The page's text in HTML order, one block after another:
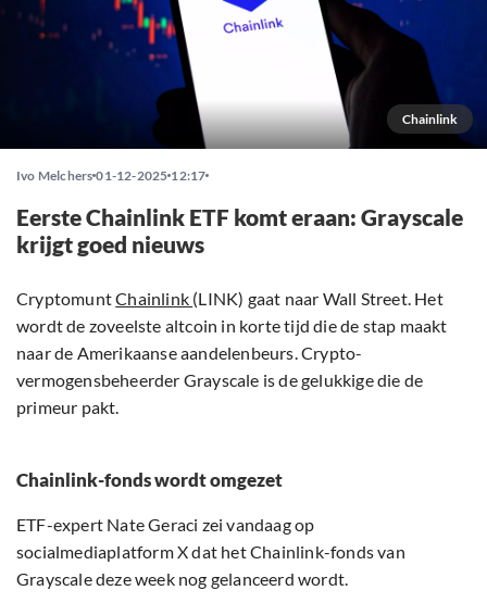
Chainlink
Ivo Melchers 01-12-2025 12:17
Eerste Chainlink ETF komt eraan: Grayscale
krijgt goed nieuws
CryptomuntChainlink (LINK) gaat naar Wall Street. Het
wordt de zoveelste altcoin in korte tijd die de stap maakt
naar de Amerikaanse aandelenbeurs. Crypto-
vermogensbeheerder Grayscale is de gelukkige die de
primeur pakt.
Chainlink-fonds wordt omgezet
ETF-expert Nate Geraci zei vandaag op
socialmediaplatform X dat het Chainlink-fonds van
Grayscale deze week nog gelanceerd wordt.